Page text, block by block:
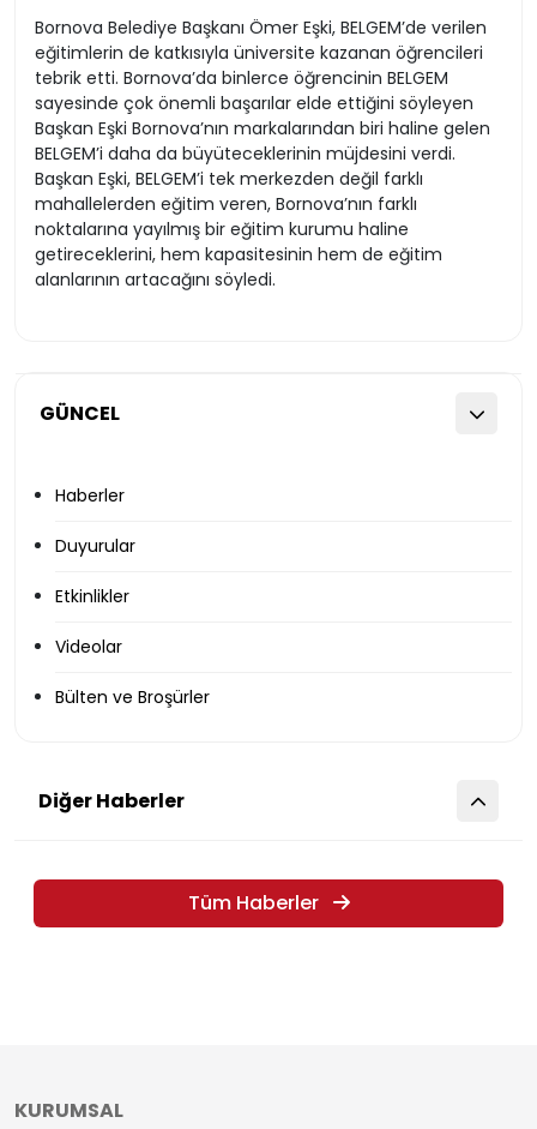
GÜNCEL
Haberler
Duyurular
Etkinlikler
Videolar
Bülten ve Broşürler
Bornova Belediye Başkanı Ömer Eşki, BELGEM’de verilen
eğitimlerin de katkısıyla üniversite kazanan öğrencileri
tebrik etti. Bornova’da binlerce öğrencinin BELGEM
sayesinde çok önemli başarılar elde ettiğini söyleyen
Başkan Eşki Bornova’nın markalarından biri haline gelen
BELGEM’i daha da büyüteceklerinin müjdesini verdi.
Başkan Eşki, BELGEM’i tek merkezden değil farklı
mahallelerden eğitim veren, Bornova’nın farklı
noktalarına yayılmış bir eğitim kurumu haline
getireceklerini, hem kapasitesinin hem de eğitim
alanlarının artacağını söyledi.
Diğer Haberler
Tüm Haberler
KURUMSAL